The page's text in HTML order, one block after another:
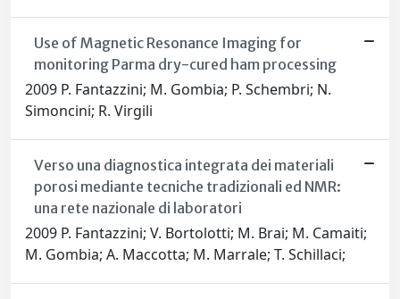
Use of Magnetic Resonance Imaging for
monitoring Parma dry-cured ham processing
2009 P. Fantazzini; M. Gombia; P. Schembri; N.
Simoncini; R. Virgili
Verso una diagnostica integrata dei materiali
porosi mediante tecniche tradizionali ed NMR:
una rete nazionale di laboratori
2009 P. Fantazzini; V. Bortolotti; M. Brai; M. Camaiti;
M. Gombia; A. Maccotta; M. Marrale; T. Schillaci;